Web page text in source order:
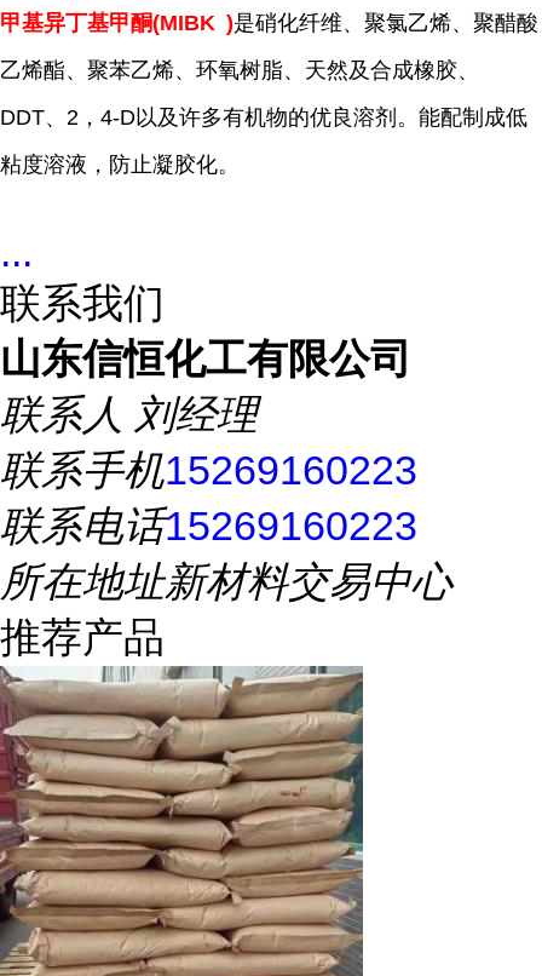
甲基异丁基甲酮(MIBK )是硝化纤维、聚氯乙烯、聚醋酸
乙烯酯、聚苯乙烯、环氧树脂、天然及合成橡胶、
DDT、2，4-D以及许多有机物的优良溶剂。能配制成低
粘度溶液，防止凝胶化。
...
联系我们
山东信恒化工有限公司
联系人 刘经理
联系手机15269160223
联系电话15269160223
所在地址新材料交易中心
推荐产品